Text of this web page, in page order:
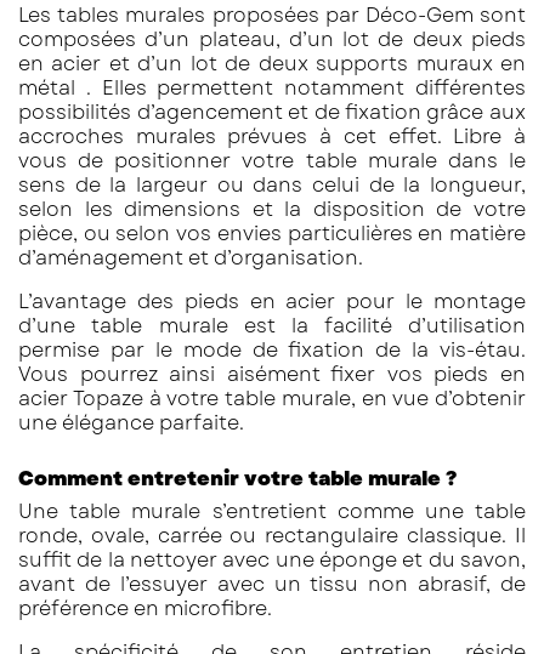
Les tables murales proposées par Déco-Gem sont
composées d’un plateau, d’un lot de deux pieds
en acier et d’un lot de deux supports muraux en
métal . Elles permettent notamment différentes
possibilités d’agencement et de fixation grâce aux
accroches murales prévues à cet effet. Libre à
vous de positionner votre table murale dans le
sens de la largeur ou dans celui de la longueur,
selon les dimensions et la disposition de votre
pièce, ou selon vos envies particulières en matière
d’aménagement et d’organisation.
L’avantage des pieds en acier pour le montage
d’une table murale est la facilité d’utilisation
permise par le mode de fixation de la vis-étau.
Vous pourrez ainsi aisément fixer vos pieds en
acier Topaze à votre table murale, en vue d’obtenir
une élégance parfaite.
Comment entretenir votre table murale ?
Une table murale s’entretient comme une table
ronde, ovale, carrée ou rectangulaire classique. Il
suffit de la nettoyer avec une éponge et du savon,
avant de l’essuyer avec un tissu non abrasif, de
préférence en microfibre.